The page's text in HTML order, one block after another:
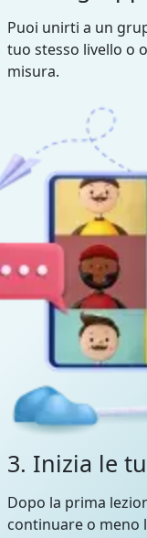
Puoi unirti a un
tuo stesso livello o
misura.
3. Inizia le
Dopo la prima
continuare o meno